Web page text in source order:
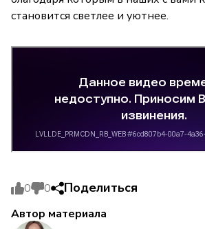
становится светлее и уютнее.
0 0 Поделиться
Автор материала